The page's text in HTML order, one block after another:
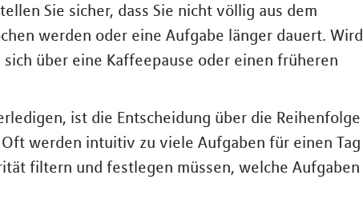
Sie sicher, dass Sie nicht völlig aus dem
werden oder eine Aufgabe länger dauert. Wird
über eine Kaffeepause oder einen früheren
ist die Entscheidung über die Reihenfolge
werden intuitiv zu viele Aufgaben für einen Tag
filtern und festlegen müssen, welche Aufgaben